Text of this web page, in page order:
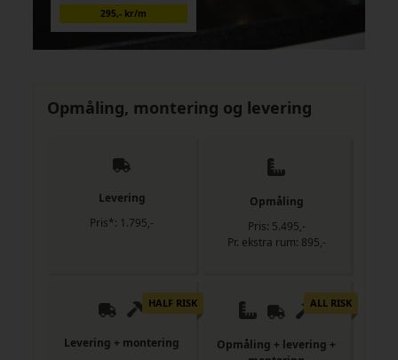
295,- kr/m
Opmåling, montering og levering
Levering
Pris*: 1.795,-
Opmåling
Pris: 5.495,-
Pr. ekstra rum: 895,-
HALF RISK
Levering + montering
ALL RISK
Opmåling + levering +